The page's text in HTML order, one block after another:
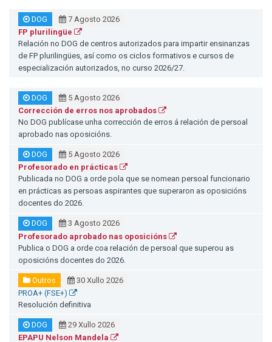
DOG
7 Agosto 2026
FP plurilingüe
Relación no DOG de centros autorizados para impartir ensinanzas
de FP plurilingües, así como os ciclos formativos e cursos de
especialización autorizados, no curso 2026/27.
DOG
5 Agosto 2026
Corrección de erros nos aprobados
No DOG publícase unha corrección de erros á relación de persoal
aprobado nas oposicións.
DOG
5 Agosto 2026
Profesorado en prácticas
Publicada no DOG a orde pola que se nomean persoal funcionario
en prácticas as persoas aspirantes que superaron as oposicións
docentes do 2026.
DOG
3 Agosto 2026
Profesorado aprobado nas oposicións
Publica o DOG a orde coa relación de persoal que superou as
oposicións docentes do 2026.
Outros
30 Xullo 2026
PROA+ (FSE+)
Resolución definitiva
DOG
29 Xullo 2026
EPAPU Nelson Mandela